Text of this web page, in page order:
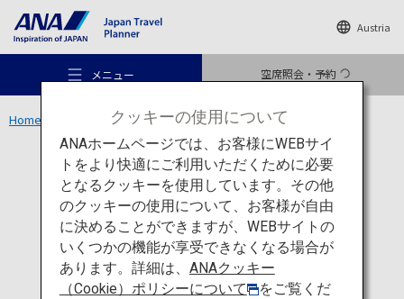
Austria
メニュー 空席照会・予約
おすすめの旅
旅のアイデア
Home 中部エリア 立山黒部アルペンルート
体験 富山
立山黒部アルペンルート
クッキーの使用について
ANAホームページでは、お客様にWEBサイ
トをより快適にご利用いただくために必要
となるクッキーを使用しています。その他
のクッキーの使用について、お客様が自由
に決めることができますが、WEBサイトの
いくつかの機能が享受できなくなる場合が
あります。詳細は、 ANAクッキー
（Cookie）ポリシーについて
をご覧くだ